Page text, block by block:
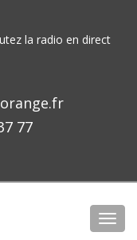
la radio en direct
77